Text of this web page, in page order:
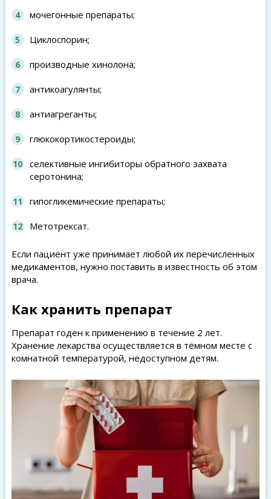
мочегонные препараты;
Циклоспорин;
производные хинолона;
антикоагулянты;
антиагреганты;
глюкокортикостероиды;
селективные ингибиторы обратного захвата
серотонина;
гипогликемические препараты;
Метотрексат.
Если пациент уже принимает любой их перечисленных
медикаментов, нужно поставить в известность об этом
врача.
Как хранить препарат
Препарат годен к применению в течение 2 лет.
Хранение лекарства осуществляется в тёмном месте с
комнатной температурой, недоступном детям.